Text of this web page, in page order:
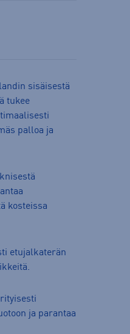
sisäisestä
tukee
palloa ja
kosteissa
etujalkaterän
ja parantaa